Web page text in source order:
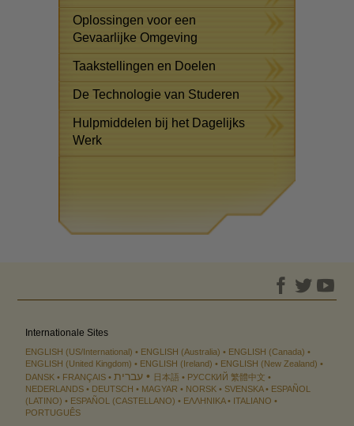
Oplossingen voor een
Gevaarlijke Omgeving
Taakstellingen en Doelen
De Technologie van Studeren
Hulpmiddelen bij het Dagelijks
Werk
Internationale Sites
ENGLISH (US/International) ENGLISH (Australia)
ENGLISH (Canada)
ENGLISH (United Kingdom)
ENGLISH (Ireland)
ENGLISH (New Zealand)
DANSK
FRANÇAIS עברית 日本語 РУССКИЙ 繁體中文
NEDERLANDS
DEUTSCH MAGYAR NORSK SVENSKA
ESPAÑOL
(LATINO)
ESPAÑOL (CASTELLANO) ΕΛΛΗΝΙΚA
ITALIANO
PORTUGUÊS